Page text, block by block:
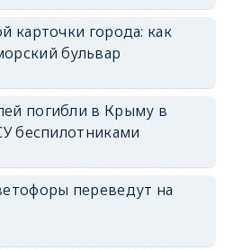
карточки города: как
бульвар
погибли в Крыму в
беспилотниками
переведут на